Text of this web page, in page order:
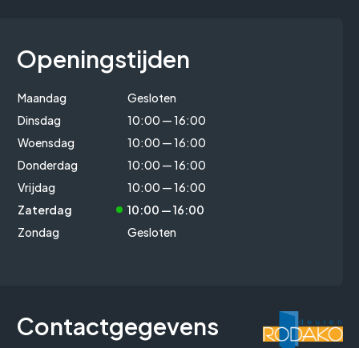
Openingstijden
Maandag
Gesloten
Dinsdag
10:00 — 16:00
Woensdag
10:00 — 16:00
Donderdag
10:00 — 16:00
Vrijdag
10:00 — 16:00
Zaterdag
10:00 — 16:00
Zondag
Gesloten
Contactgegevens